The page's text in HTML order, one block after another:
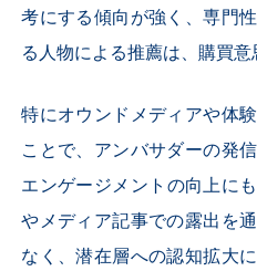
考にする傾向が強く、専門
る人物による推薦は、購買意
特にオウンドメディアや体
ことで、アンバサダーの発
エンゲージメントの向上に
やメディア記事での露出を
なく、潜在層への認知拡大